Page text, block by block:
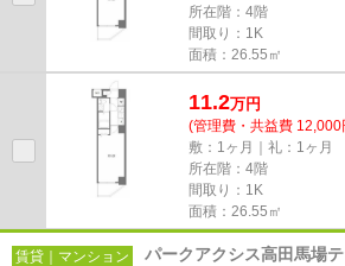
所在階：4階
間取り：1K
面積：26.55㎡
11.2万円
(管理費・共益費 12,000
敷：1ヶ月｜礼：1ヶ月
所在階：4階
間取り：1K
面積：26.55㎡
賃貸｜マンション パークアクシス高田馬場